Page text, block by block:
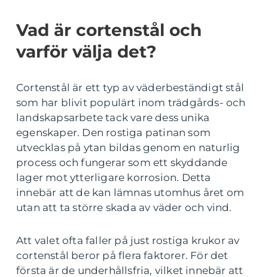
Vad är cortenstål och
varför välja det?
Cortenstål är ett typ av väderbeständigt stål
som har blivit populärt inom trädgårds- och
landskapsarbete tack vare dess unika
egenskaper. Den rostiga patinan som
utvecklas på ytan bildas genom en naturlig
process och fungerar som ett skyddande
lager mot ytterligare korrosion. Detta
innebär att de kan lämnas utomhus året om
utan att ta större skada av väder och vind.
Att valet ofta faller på just rostiga krukor av
cortenstål beror på flera faktorer. För det
första är de underhållsfria, vilket innebär att